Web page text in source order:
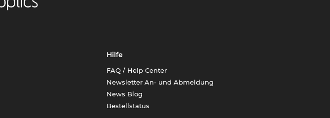
Hilfe
FAQ / Help Center
Newsletter An- und Abmeldung
News Blog
Bestellstatus